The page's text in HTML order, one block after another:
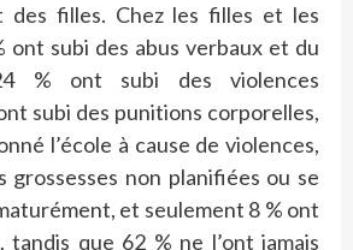
des filles. Chez les filles et les
ont subi des abus verbaux et du
% ont subi des violences
subi des punitions corporelles,
l’école à cause de violences,
grossesses non planifiées ou se
et seulement 8 % ont
tandis que 62 % ne l’ont jamais